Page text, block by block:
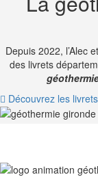
Depuis 2022, l’Alec
des livrets
Découvrez les